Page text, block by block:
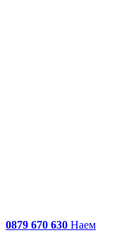
0879 670 630 Наем